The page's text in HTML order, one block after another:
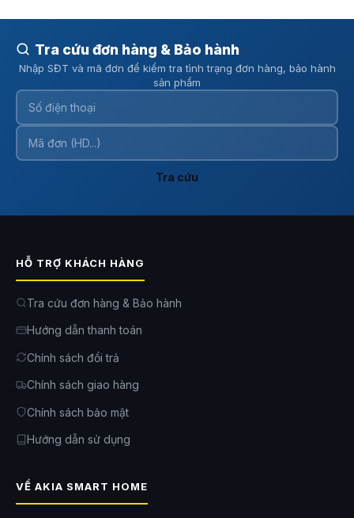
Tần số rung 1800 – 3200 vòng/phút
Thời lượng pin 5 giờ hoặc 30 lần sử dụng mức cấp 1
Kích thước
Trọng lượng
là lựa chọn công nghệ cao cho người
thêm cácmáy massage mắt khácđể so sánh và chọn lựa sản phẩm
thị giác mỗi ngày.
Thông tin liên hệ tư vấn và báo giá chi tiết:
Hotline: 0342 614 161
Địa chỉ: 122 Đường Vành Đài Tây, Phường An Khánh, TP. Hồ Chí
Minh
Website:https://akia.vn/
Tra cứu đơn hàng & Bảo hành
Nhập SĐT và mã đơn để kiểm tra tình trạng đơn hàng, bảo hành
sản phẩm
Tra cứu
HỖ TRỢ KHÁCH HÀNG
Tra cứu đơn hàng & Bảo hành
Hướng dẫn thanh toán
Chính sách đổi trả
Chính sách giao hàng
Chính sách bảo mật
Hướng dẫn sử dụng
VỀ AKIA SMART HOME